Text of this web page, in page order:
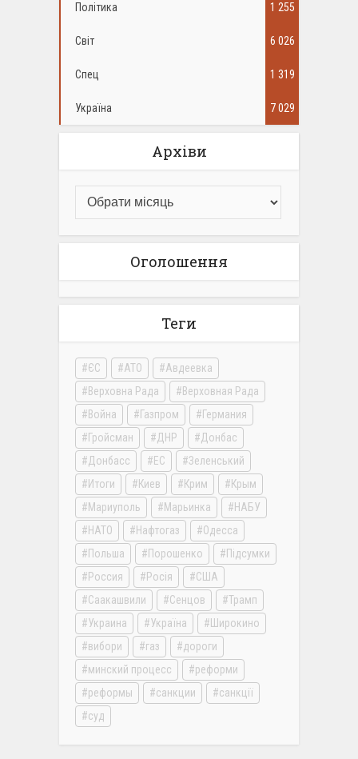
Політика 1 255
Світ 6 026
Спец 1 319
Україна 7 029
Архіви
Оголошення
Теги
ЄС АТО
Авдеевка
Верховна Рада
Верховная Рада
Война
Газпром
Германия
Гройсман
ДНР
Донбас
Донбасс
ЕС
Зеленський
Итоги
Киев Крим
Крым
Мариуполь
Марьинка
НАБУ
НАТО
Нафтогаз
Одесса
Польша
Порошенко
Підсумки
Россия
Росія
США
Саакашвили
Сенцов
Трамп
Украина
Україна
Широкино
вибори
газ
дороги
минский процесс
реформи
реформы
санкции
санкції
суд